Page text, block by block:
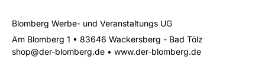
Blomberg Werbe- und Veranstaltungs UG
Am Blomberg 1 • 83646 Wackersberg - Bad Tölz
shop@der-blomberg.de • www.der-blomberg.de